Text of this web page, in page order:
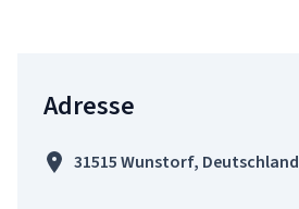
Adresse
31515 Wunstorf, Deutschland